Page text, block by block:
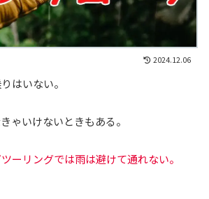
2024.12.06
はいない。
ゃいけないときもある。
ーリングでは雨は避けて通れない。